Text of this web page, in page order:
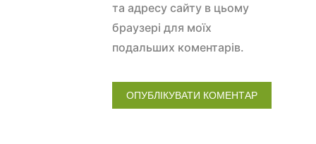
та адресу сайту в цьому
браузері для моїх
подальших коментарів.